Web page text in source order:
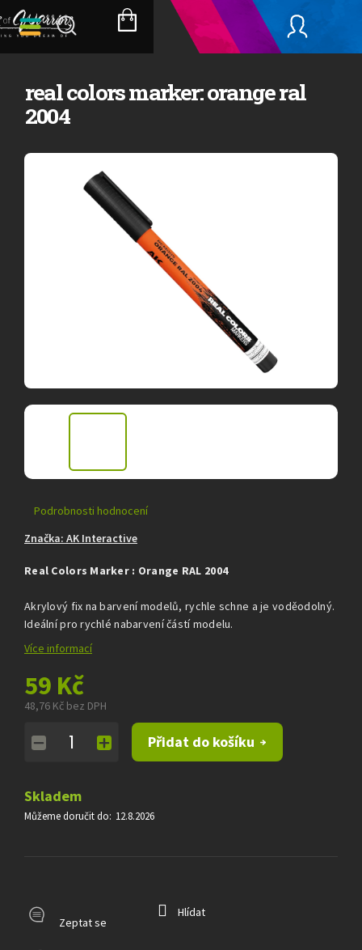
Přejít
na
obsah
NÁKUPNÍ
KOŠÍK
real colors marker: orange ral
2004
Průměrné
produktu
0,0
5
hvězdiček.
Podrobnosti hodnocení
Značka: AK Interactive
Real Colors Marker : Orange RAL 2004
Akrylový fix na barvení modelů, rychle schne a je voděodolný.
Ideální pro rychlé nabarvení částí modelu.
Více informací
59 Kč
48,76 Kč bez DPH
cena:
Přidat do košíku
Skladem
Můžeme doručit do: 12.8.2026
Zeptat se
Hlídat